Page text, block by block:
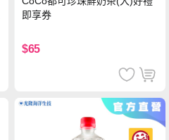
即享券
$65